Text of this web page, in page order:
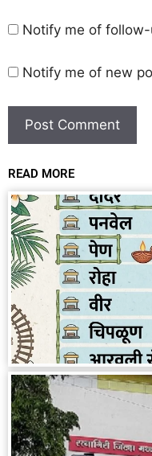
Notify me of
Notify me of new
READ MORE